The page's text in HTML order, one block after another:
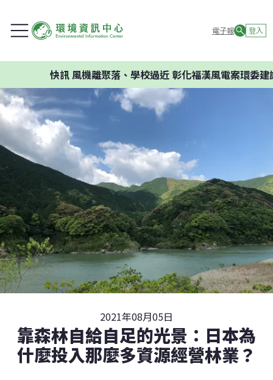
電子報 登入
風機離聚落、學校過近 彰化福漢風電案環委建議不應開發
2021年08月05日
靠森林自給自足的光景：日本為
什麼投入那麼多資源經營林業？